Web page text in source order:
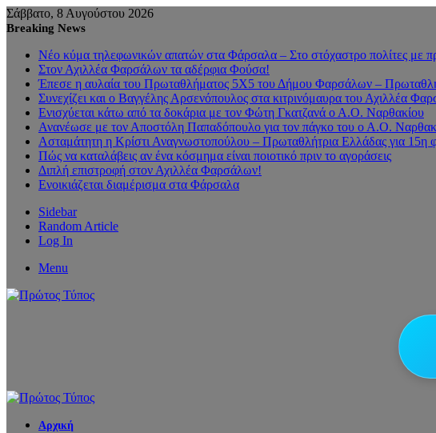
Σάββατο, 8 Αυγούστου 2026
Breaking News
Νέο κύμα τηλεφωνικών απατών στα Φάρσαλα – Στο στόχαστρο πολίτες με
Στον Αχιλλέα Φαρσάλων τα αδέρφια Φούσα!
Έπεσε η αυλαία του Πρωταθλήματος 5Χ5 του Δήμου Φαρσάλων –
Συνεχίζει και ο Βαγγέλης Αρσενόπουλος στα κιτρινόμαυρα του Αχιλλέα
Ενισχύεται κάτω από τα δοκάρια με τον Φώτη Γκατζανά ο Α.Ο. Ναρθακίου
Ανανέωσε με τον Αποστόλη Παπαδόπουλο για τον πάγκο του ο Α.Ο.
Ασταμάτητη η Κρίστι Αναγνωστοπούλου – Πρωταθλήτρια Ελλάδας για 15η
Πώς να καταλάβεις αν ένα κόσμημα είναι ποιοτικό πριν το αγοράσεις
Διπλή επιστροφή στον Αχιλλέα Φαρσάλων!
Ενοικιάζεται διαμέρισμα στα Φάρσαλα
Sidebar
Random Article
Log In
Menu
Αρχική